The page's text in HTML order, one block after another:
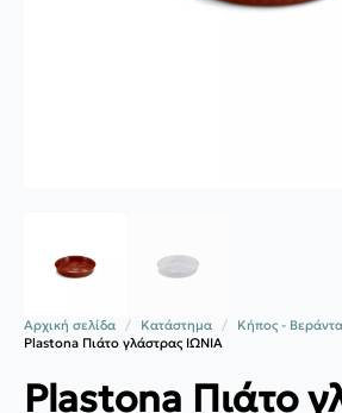
Αρχική σελίδα Κατάστημα
Κήπος -
Plastona Πιάτο γλάστρας ΙΩΝΙΑ
Plastona Πιάτο